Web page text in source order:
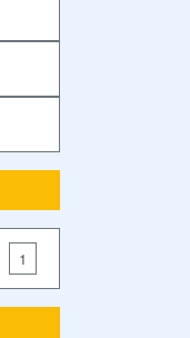
1